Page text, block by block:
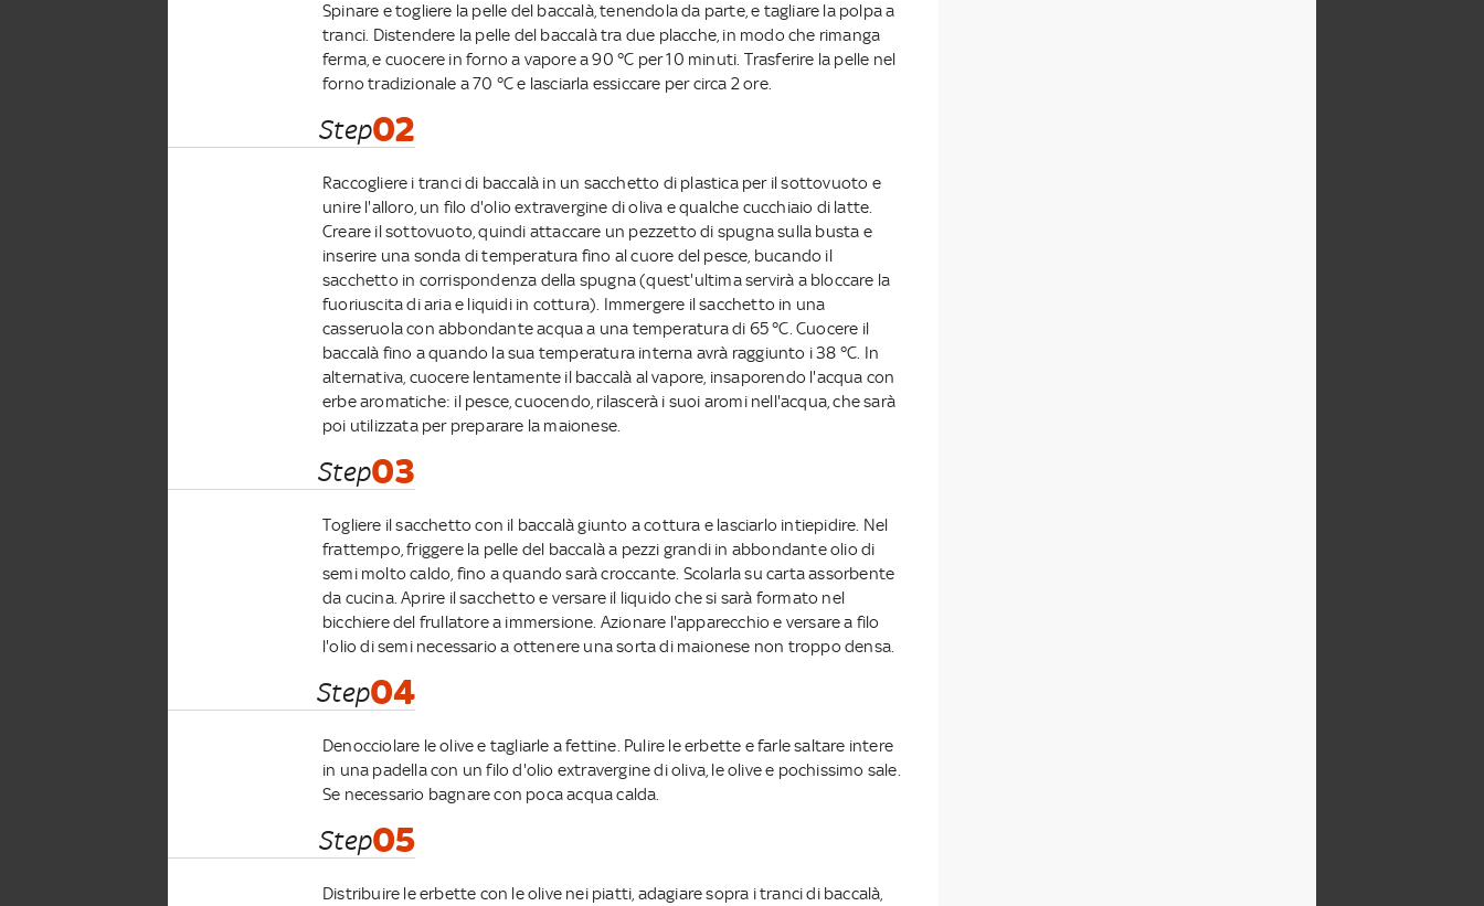
Spinare e togliere la pelle del baccalà, tenendola da parte, e tagliare la polpa a
tranci. Distendere la pelle del baccalà tra due placche, in modo che rimanga
ferma, e cuocere in forno a vapore a 90 °C per 10 minuti. Trasferire la pelle nel
forno tradizionale a 70 °C e lasciarla essiccare per circa 2 ore.
Step02
Raccogliere i tranci di baccalà in un sacchetto di plastica per il sottovuoto e
unire l'alloro, un filo d'olio extravergine di oliva e qualche cucchiaio di latte.
Creare il sottovuoto, quindi attaccare un pezzetto di spugna sulla busta e
inserire una sonda di temperatura fino al cuore del pesce, bucando il
sacchetto in corrispondenza della spugna (quest'ultima servirà a bloccare la
fuoriuscita di aria e liquidi in cottura). Immergere il sacchetto in una
casseruola con abbondante acqua a una temperatura di 65 °C. Cuocere il
baccalà fino a quando la sua temperatura interna avrà raggiunto i 38 °C. In
alternativa, cuocere lentamente il baccalà al vapore, insaporendo l'acqua con
erbe aromatiche: il pesce, cuocendo, rilascerà i suoi aromi nell'acqua, che sarà
poi utilizzata per preparare la maionese.
Step03
Togliere il sacchetto con il baccalà giunto a cottura e lasciarlo intiepidire. Nel
frattempo, friggere la pelle del baccalà a pezzi grandi in abbondante olio di
semi molto caldo, fino a quando sarà croccante. Scolarla su carta assorbente
da cucina. Aprire il sacchetto e versare il liquido che si sarà formato nel
bicchiere del frullatore a immersione. Azionare l'apparecchio e versare a filo
l'olio di semi necessario a ottenere una sorta di maionese non troppo densa.
Step04
Denocciolare le olive e tagliarle a fettine. Pulire le erbette e farle saltare intere
in una padella con un filo d'olio extravergine di oliva, le olive e pochissimo sale.
Se necessario bagnare con poca acqua calda.
Step05
Distribuire le erbette con le olive nei piatti, adagiare sopra i tranci di baccalà,